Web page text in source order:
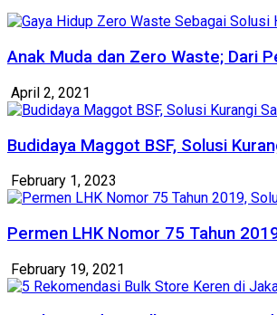
Anak Muda dan Zero Waste; Dari
April 2, 2021
Budidaya Maggot BSF, Solusi
February 1, 2023
Permen LHK Nomor 75 Tahun
February 19, 2021